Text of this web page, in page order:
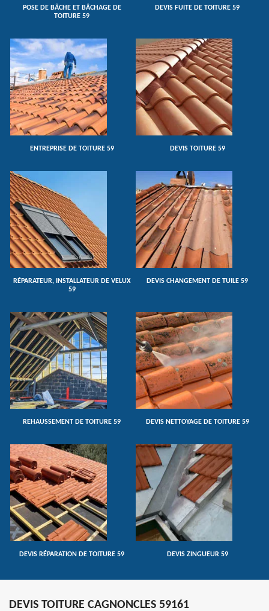
POSE DE BÂCHE ET BÂCHAGE DE
TOITURE 59
DEVIS FUITE DE TOITURE 59
ENTREPRISE DE TOITURE 59 DEVIS TOITURE 59
RÉPARATEUR, INSTALLATEUR DE VELUX
59
DEVIS CHANGEMENT DE TUILE 59
REHAUSSEMENT DE TOITURE 59 DEVIS NETTOYAGE DE TOITURE 59
DEVIS RÉPARATION DE TOITURE 59 DEVIS ZINGUEUR 59
DEVIS TOITURE CAGNONCLES 59161